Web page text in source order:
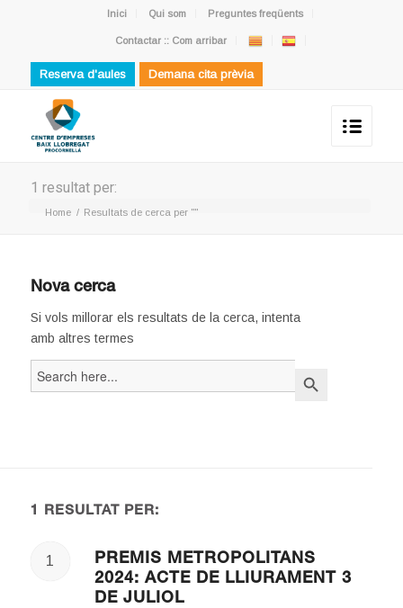
Inici Qui som Preguntes freqüents
Contactar :: Com arribar
Reserva d'aules Demana cita prèvia
1 resultat per:
Home / Resultats de cerca per ""
Nova cerca
Si vols millorar els resultats de la cerca, intenta
amb altres termes
Search
for:
1 RESULTAT PER:
1
PREMIS METROPOLITANS
2024: ACTE DE LLIURAMENT 3
DE JULIOL